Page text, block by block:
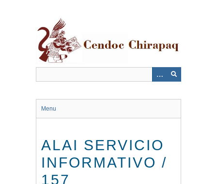
Menu
ALAI SERVICIO
INFORMATIVO /
157